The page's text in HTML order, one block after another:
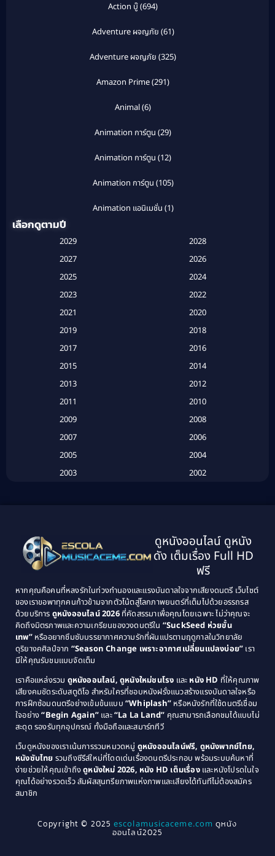
Action บู๊(694)
Adventure ผจญภัย (61)
Adventure ผจญภัย (325)
Amazon Prime(291)
Animal(6)
Animation การ์ตูน (29)
Animation การ์ตูน (12)
Animation การ์ตูน (105)
Animation แอนิเมชั่น (1)
Based on a True Story สร้างจากเรื่องจริง(2)
Based on a True Story เรื่องจริง (20)
Based on a True Story เรื่องจริง (16)
(134)
Classic หนังคลาสสิก(21)
Classic หนังคลาสสิก(25)
Comedy ตลก(46)
Comedy ตลก(515)
Coming of Age ก้าวพ้นวัย(1)
Coming-of-Age(3)
Community(1)
Crime อาชญากรรม(78)
Cult Film(4)
เลือกดูตามปี
2029
2028
2027
2026
2025
2024
2023
2022
2021
2020
2019
2018
2017
2016
2015
2014
2013
2012
2011
2010
2009
2008
2007
2006
2005
2004
2003
2002
1995
1994
1993
1992
1989
1988
1987
1986
1985
1984
1983
1982
1979
1978
1976
1975
1974
1971
1970
1969
1968
1964
1963
1940
ดูหนังออนไลน์ ดูหนัง
ดัง เต็มเรื่อง Full HD
ฟรี
หากคุณคือคนที่หลงรักในท่วงทำนองและแรงบันดาลใจจากเสียงดนตรี เว็บไซต์
ของเราขอพาทุกคนก้าวข้ามจากตัวโน้ตสู่โลกภาพยนตร์ที่เต็มไปด้วยอรรถรส
ด้วยบริการ ดูหนังออนไลน์ 2026ที่คัดสรรมาเพื่อคุณโดยเฉพาะ ไม่ว่าคุณจะ
คิดถึงมิตรภาพและความเกรียนของวงดนตรีใน “SuckSeed ห่วยขั้น
เทพ”หรืออยากซึมซับบรรยากาศความรักที่ผันแปรตามฤดูกาลในวิทยาลัย
ดุริยางคศิลป์จาก “Season Change เพราะอากาศเปลี่ยนแปลงบ่อย” เรา
มีให้คุณรับชมแบบจัดเต็ม
เราคือแหล่งรวม ดูหนังออนไลน์, ดูหนังใหม่ชนโรง และ หนัง HD ที่ให้คุณภาพ
เสียงคมชัดระดับสตูดิโอ สำหรับใครที่ชอบหนังฝรั่งแนวสร้างแรงบันดาลใจหรือ
การฝึกซ้อมดนตรีอย่างเข้มข้นแบบ “Whiplash” หรือหนังรักที่ใช้ดนตรีเชื่อม
ใจอย่าง“Begin Again” และ“La La Land” คุณสามารถเลือกชมได้แบบไม่
สะดุด รองรับทุกอุปกรณ์ ทั้งมือถือและสมาร์ททีวี
เว็บดูหนังของเราเน้นการรวมหมวดหมู่ ดูหนังออนไลน์ฟรี, ดูหนังพากย์ไทย,
หนังซับไทย รวมถึงซีรีส์ใหม่ที่โดดเด่นเรื่องดนตรีประกอบ พร้อมระบบค้นหาที่
ง่ายช่วยให้คุณเข้าถึงดูหนังใหม่ 2026, หนัง HD เต็มเรื่องและหนังโปรดในใจ
คุณได้อย่างรวดเร็ว สัมผัสสุนทรียภาพแห่งภาพและเสียงได้ทันทีไม่ต้องสมัคร
สมาชิก
Copyright © 2025escolamusicaceme.com ดูหนัง
ออนไลน์2025